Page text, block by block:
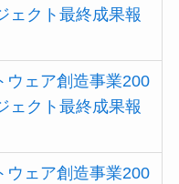
ェクト最終成果報
ウェア創造事業200
ェクト最終成果報
ウェア創造事業200